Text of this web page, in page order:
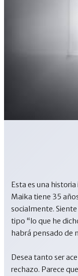
Esta es una
Maika tiene 35
socialmente.
tipo “lo que he
habrá pensado de
Desea tanto ser
rechazo. Parece